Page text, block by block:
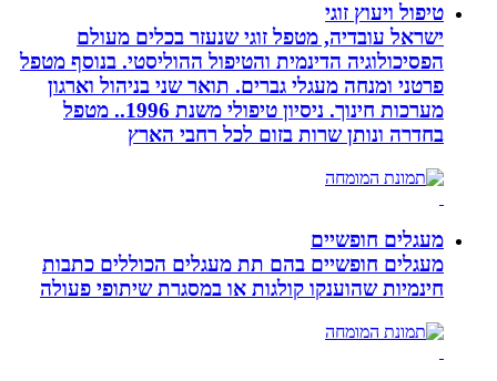
טיפול ויעוץ זוגי
ישראל עובדיה, מטפל זוגי שנעזר בכלים מעולם
הפסיכולוגיה הדינמית והטיפול ההוליסטי. בנוסף מטפל
פרטני ומנחה מעגלי גברים. תואר שני בניהול וארגון
מערכות חינוך. ניסיון טיפולי משנת 1996.. מטפל
בחדרה ונותן שרות בזום לכל רחבי הארץ
מעגלים חופשיים
מעגלים חופשיים בהם תת מעגלים הכוללים כתבות
חינמיות שהוענקו קולגות או במסגרת שיתופי פעולה